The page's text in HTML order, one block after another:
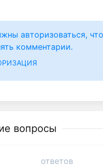
авторизоваться,
комментарии.
вопросы
ответов